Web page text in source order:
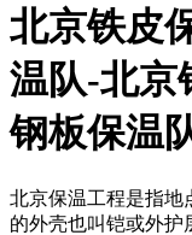
北京铁皮
温队-北京
钢板保温
北京保温工程是指地
的外壳也叫铠或外护